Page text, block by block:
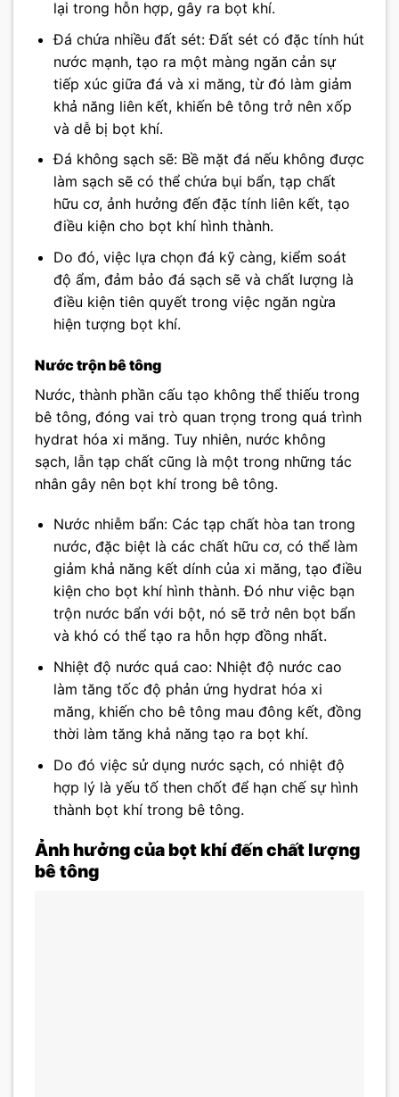
lại trong hỗn hợp, gây ra bọt khí.
Đá chứa nhiều đất sét: Đất sét có đặc tính hút
nước mạnh, tạo ra một màng ngăn cản sự
tiếp xúc giữa đá và xi măng, từ đó làm giảm
khả năng liên kết, khiến bê tông trở nên xốp
và dễ bị bọt khí.
Đá không sạch sẽ: Bề mặt đá nếu không được
làm sạch sẽ có thể chứa bụi bẩn, tạp chất
hữu cơ, ảnh hưởng đến đặc tính liên kết, tạo
điều kiện cho bọt khí hình thành.
Do đó, việc lựa chọn đá kỹ càng, kiểm soát
độ ẩm, đảm bảo đá sạch sẽ và chất lượng là
điều kiện tiên quyết trong việc ngăn ngừa
hiện tượng bọt khí.
Nước trộn bê tông
Nước, thành phần cấu tạo không thể thiếu trong
bê tông, đóng vai trò quan trọng trong quá trình
hydrat hóa xi măng. Tuy nhiên, nước không
sạch, lẫn tạp chất cũng là một trong những tác
nhân gây nên bọt khí trong bê tông.
Nước nhiễm bẩn: Các tạp chất hòa tan trong
nước, đặc biệt là các chất hữu cơ, có thể làm
giảm khả năng kết dính của xi măng, tạo điều
kiện cho bọt khí hình thành. Đó như việc bạn
trộn nước bẩn với bột, nó sẽ trở nên bọt bẩn
và khó có thể tạo ra hỗn hợp đồng nhất.
Nhiệt độ nước quá cao: Nhiệt độ nước cao
làm tăng tốc độ phản ứng hydrat hóa xi
măng, khiến cho bê tông mau đông kết, đồng
thời làm tăng khả năng tạo ra bọt khí.
Do đó việc sử dụng nước sạch, có nhiệt độ
hợp lý là yếu tố then chốt để hạn chế sự hình
thành bọt khí trong bê tông.
Ảnh hưởng của bọt khí đến chất lượng
bê tông